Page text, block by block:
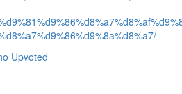
Upvoted